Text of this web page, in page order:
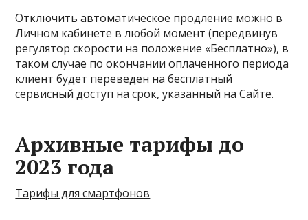
Отключить автоматическое продление можно в
Личном кабинете в любой момент (передвинув
регулятор скорости на положение «Бесплатно»), в
таком случае по окончании оплаченного периода
клиент будет переведен на бесплатный
сервисный доступ на срок, указанный на Сайте.
Архивные тарифы до
2023 года
Тарифы для смартфонов